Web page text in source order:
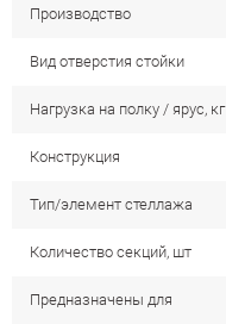
Производство
Вид отверстия стойки
Нагрузка на полку / ярус, кг
Конструкция
Тип/элемент стеллажа
Количество секций, шт
Предназначены для